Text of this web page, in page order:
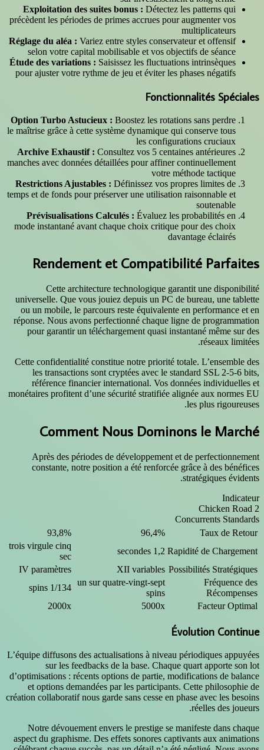
Exploitation des suites bonus :
précèdent les périodes de primes
Réglage du aléa :Variez entre
selon votre capital mobilisable
Étude des variations :Saisissez
pour ajuster votre rythme de jeu et
Option Turbo Astucieux :Boostez
le maîtrise grâce à cette système
Archive Exhaustif :Consultez
manches avec données détaillées
Restrictions Ajustables :
temps et de fonds pour préserver
Prévisualisations Calculés :
mode instantané avant chaque
Rendement et
Cette architecture
universelle. Que vous jouiez
ou un mobile, le parcours reste
réponse. Nous avons perfectionné
pour garantir un
Cette confidentialité constitue
les transactions sont cryptées
référence financier
monétaires profitent d’une sécurité
Comment Nous
Après des périodes de
constante, notre position a été
trois virgule cinq
sec
XII
IV paramètres
un sur quatre-
L’équipe diffusons des
sur les feedbacks de la
d’optimisations : récents options de
et options demandées par les
création collaboratif nous garde sans
Notre dévouement envers le
aspect du graphisme. Des effets